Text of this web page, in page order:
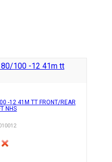
-12 41M TT FRONT/REAR
NHS